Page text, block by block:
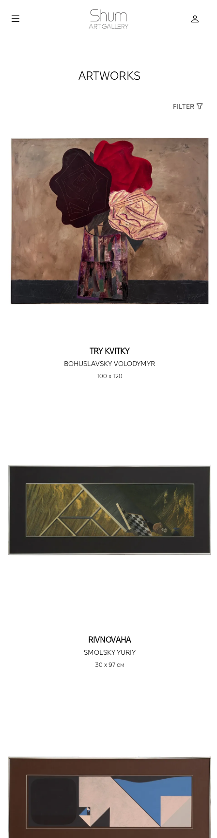
ARTWORKS
FILTER
TRY KVITKY
BOHUSLAVSKY VOLODYMYR
100 х 120
RIVNOVAHA
SMOLSKY YURIY
30 х 97 см